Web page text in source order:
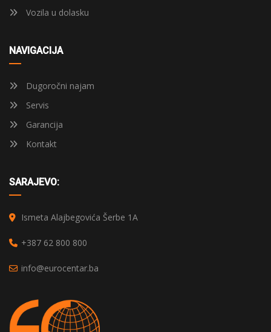
Vozila u dolasku
NAVIGACIJA
Dugoročni najam
Servis
Garancija
Kontakt
SARAJEVO:
Ismeta Alajbegovića Šerbe 1A
+387 62 800 800
info@eurocentar.ba